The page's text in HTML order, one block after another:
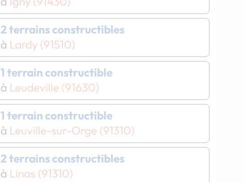
2 terrains constructibles
à Lardy (91510)
1 terrain constructible
à Leudeville (91630)
1 terrain constructible
à Leuville-sur-Orge (91310)
2 terrains constructibles
à Linas (91310)